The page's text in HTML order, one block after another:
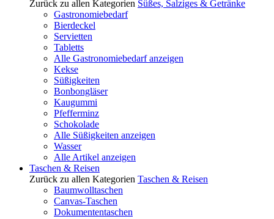
Zurück zu allen Kategorien Süßes, Salziges & Getränke
Gastronomiebedarf
Bierdeckel
Servietten
Tabletts
Alle Gastronomiebedarf anzeigen
Kekse
Süßigkeiten
Bonbongläser
Kaugummi
Pfefferminz
Schokolade
Alle Süßigkeiten anzeigen
Wasser
Alle Artikel anzeigen
Taschen & Reisen
Zurück zu allen Kategorien Taschen & Reisen
Baumwolltaschen
Canvas-Taschen
Dokumententaschen